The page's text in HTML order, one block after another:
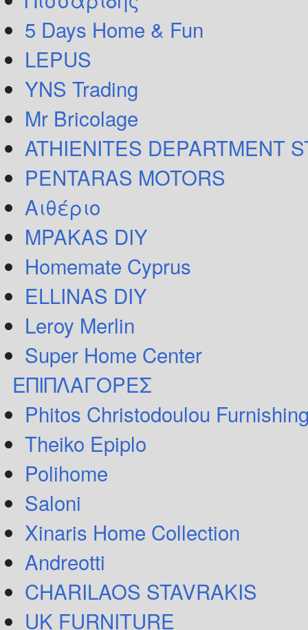
5 Days Home & Fun
LEPUS
YNS Trading
Mr Bricolage
ATHIENITES DEPARTMENT
PENTARAS MOTORS
Αιθέριο
MPAKAS DIY
Homemate Cyprus
ELLINAS DIY
Leroy Merlin
Super Home Center
ΕΠΙΠΛΑΓΟΡΕΣ
Phitos Christodoulou
Theiko Epiplo
Polihome
Saloni
Xinaris Home Collection
Andreotti
CHARILAOS STAVRAKIS
UK FURNITURE